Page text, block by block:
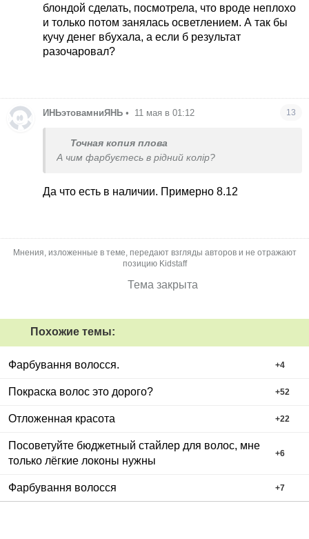
блондой сделать, посмотрела, что вроде неплохо
и только потом занялась осветлением. А так бы
кучу денег вбухала, а если б результат
разочаровал?
ИНЬэтовамниЯНЬ • 11 мая в 01:12 13
Точная копия плова
А чим фарбуєтесь в рідний колір?
Да что есть в наличии. Примерно 8.12
Мнения, изложенные в теме, передают взгляды авторов и не отражают
позицию Kidstaff
Тема закрыта
Похожие темы:
Фарбування волосся. +4
Покраска волос это дорого? +52
Отложенная красота +22
Посоветуйте бюджетный стайлер для волос, мне
только лёгкие локоны нужны
+6
Фарбування волосся +7